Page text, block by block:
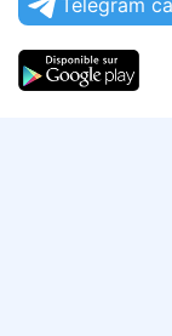
Telegram